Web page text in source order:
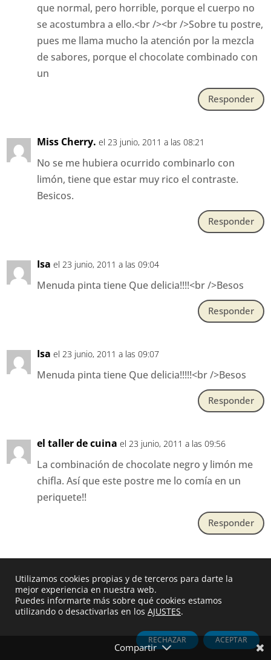
que normal, pero horrible, porque el cuerpo no
se acostumbra a ello.<br /><br />Sobre tu postre,
pues me llama mucho la atención por la mezcla
de sabores, porque el chocolate combinado con
un
Responder
Miss Cherry. el 23 junio, 2011 a las 08:21
No se me hubiera ocurrido combinarlo con
limón, tiene que estar muy rico el contraste.
Besicos.
Responder
Isa el 23 junio, 2011 a las 09:04
Menuda pinta tiene Que delicia!!!!<br />Besos
Responder
Isa el 23 junio, 2011 a las 09:07
Menuda pinta tiene Que delicia!!!!!<br />Besos
Responder
el taller de cuina el 23 junio, 2011 a las 09:56
La combinación de chocolate negro y limón me
chifla. Así que este postre me lo comía en un
periquete!!
Responder
seguro que és el de verdad? jajajajajaja. Me
guardo la receta! tiene que estar bueníssimo!
besitos
Responder
Utilizamos cookies propias y de terceros para darte la
mejor experiencia en nuestra web.
Puedes informarte más sobre qué cookies estamos
utilizando o desactivarlas en los AJUSTES.
ACEPTAR
RECHAZAR